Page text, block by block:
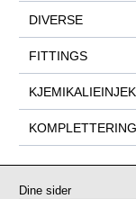
DIVERSE
FITTINGS
KOMPLETTERING
Dine sider